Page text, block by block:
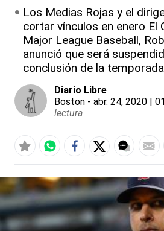
Los Medias Rojas y el
cortar vínculos en enero El
Major League Baseball,
anunció que será
conclusión de la
Diario Libre
Boston - abr. 24, 2020 |
lectura